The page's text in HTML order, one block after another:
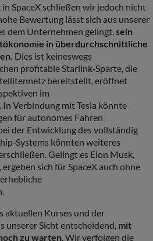
SpaceX schließen wir jedoch nicht
Bewertung lässt sich aus unserer
dem Unternehmen gelingt, sein
in überdurchschnittliche
Dies ist keineswegs
profitable Starlink‑Sparte, die
bereitstellt, eröffnet
im
Verbindung mit Tesla könnte
für autonomes Fahren
der Entwicklung des vollständig
könnten weiteres
Gelingt es Elon Musk,
sich für SpaceX auch ohne
aktuellen Kurses und der
unserer Sicht entscheidend, mit
zu warten . Wir verfolgen die